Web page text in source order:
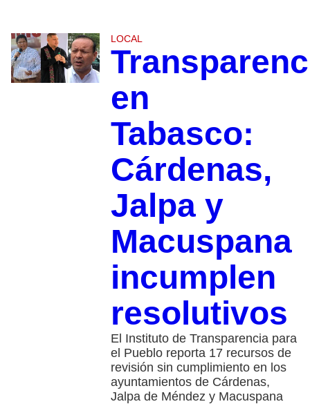
LOCAL
en
Tabasco:
Cárdenas,
Jalpa y
Macuspana
incumplen
resolutivos
El Instituto de Transparencia para
el Pueblo reporta 17 recursos de
revisión sin cumplimiento en los
ayuntamientos de Cárdenas,
Jalpa de Méndez y Macuspana